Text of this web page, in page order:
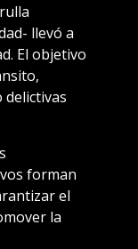
llevó a
El objetivo
forman
el
la